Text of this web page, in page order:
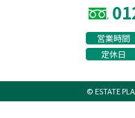
営業時間
定休日
© ESTATE